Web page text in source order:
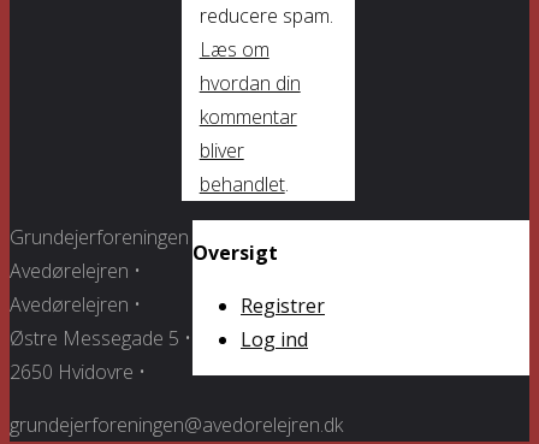
reducere spam.
Læs om
hvordan din
kommentar
bliver
behandlet.
Oversigt
Registrer
Log ind
Grundejerforeningen
Avedørelejren •
Avedørelejren •
Østre Messegade 5 •
2650 Hvidovre •
grundejerforeningen@avedorelejren.dk